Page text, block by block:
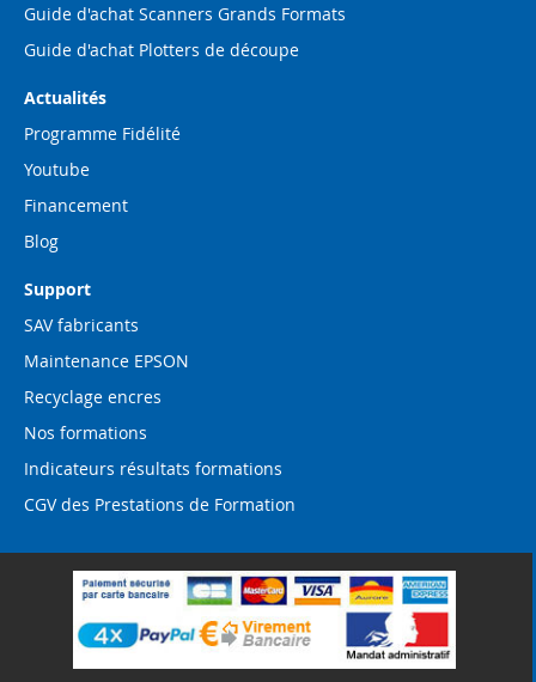
Guide d'achat Scanners Grands Formats
Guide d'achat Plotters de découpe
Actualités
Programme Fidélité
Youtube
Financement
Blog
Support
SAV fabricants
Maintenance EPSON
Recyclage encres
Nos formations
Indicateurs résultats formations
CGV des Prestations de Formation